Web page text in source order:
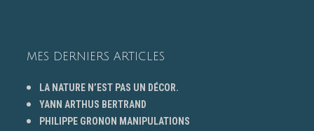
MES DERNIERS ARTICLES
LA NATURE N’EST PAS UN DÉCOR.
YANN ARTHUS BERTRAND
PHILIPPE GRONON MANIPULATIONS